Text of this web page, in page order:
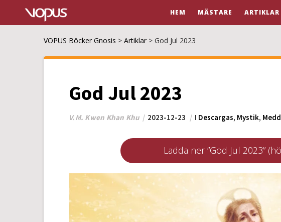
HEM MÄSTARE ARTIKLAR
VOPUS Böcker Gnosis > Artiklar > God Jul 2023
God Jul 2023
V.M. Kwen Khan Khu 2023-12-23 I Descargas, Mystik,
Ladda ner ”God Jul 2023”